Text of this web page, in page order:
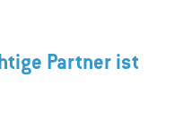
Partner ist